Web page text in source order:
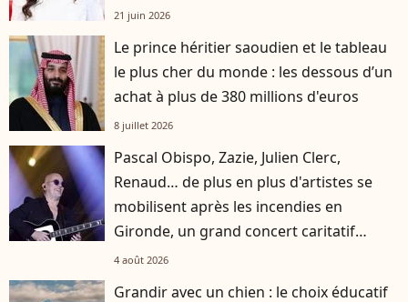
21 juin 2026
Le prince héritier saoudien et le tableau
le plus cher du monde : les dessous d’un
achat à plus de 380 millions d'euros
8 juillet 2026
Pascal Obispo, Zazie, Julien Clerc,
Renaud… de plus en plus d'artistes se
mobilisent après les incendies en
Gironde, un grand concert caritatif
annoncé
4 août 2026
Grandir avec un chien : le choix éducatif